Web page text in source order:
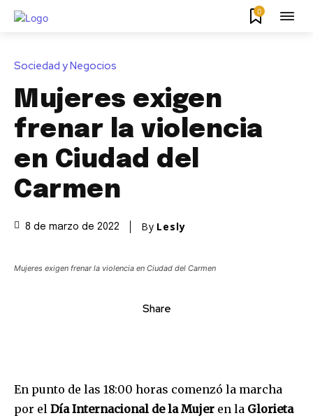
0
Sociedad y Negocios
Mujeres exigen
frenar la violencia
en Ciudad del
Carmen
8 de marzo de 2022 By Lesly
Mujeres exigen frenar la violencia en Ciudad del Carmen
Share
En punto de las 18:00 horas comenzó la marcha
por el Día Internacional de la Mujer en la Glorieta